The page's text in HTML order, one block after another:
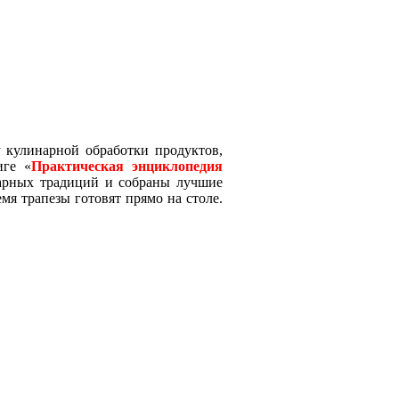
обработки продуктов,
«Практическая энциклопедия
традиций и собраны лучшие
трапезы готовят прямо на столе.